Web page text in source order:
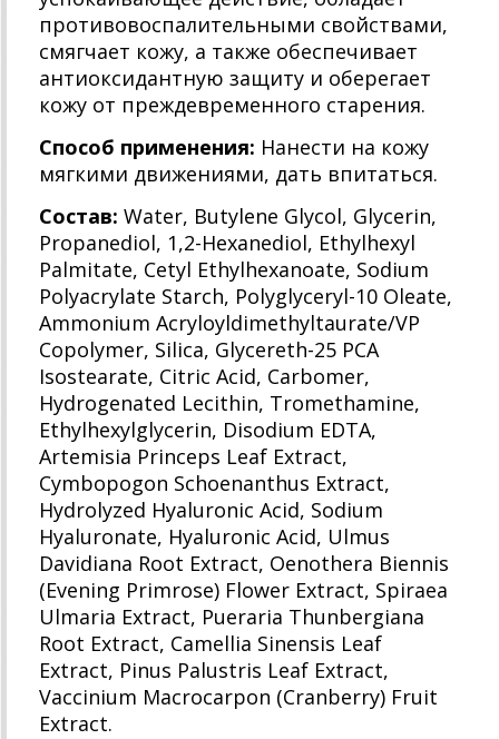
противовоспалительными свойствами,
смягчает кожу, а также обеспечивает
антиоксидантную защиту и оберегает
кожу от преждевременного старения.
Способ применения: Нанести на кожу
мягкими движениями, дать впитаться.
Состав: Water, Butylene Glycol, Glycerin,
Propanediol, 1,2-Hexanediol, Ethylhexyl
Palmitate, Cetyl Ethylhexanoate, Sodium
Polyacrylate Starch, Polyglyceryl-10 Oleate,
Ammonium Acryloyldimethyltaurate/VP
Copolymer, Silica, Glycereth-25 PCA
Isostearate, Citric Acid, Carbomer,
Hydrogenated Lecithin, Tromethamine,
Ethylhexylglycerin, Disodium EDTA,
Artemisia Princeps Leaf Extract,
Cymbopogon Schoenanthus Extract,
Hydrolyzed Hyaluronic Acid, Sodium
Hyaluronate, Hyaluronic Acid, Ulmus
Davidiana Root Extract, Oenothera Biennis
(Evening Primrose) Flower Extract, Spiraea
Ulmaria Extract, Pueraria Thunbergiana
Root Extract, Camellia Sinensis Leaf
Extract, Pinus Palustris Leaf Extract,
Vaccinium Macrocarpon (Cranberry) Fruit
Extract.